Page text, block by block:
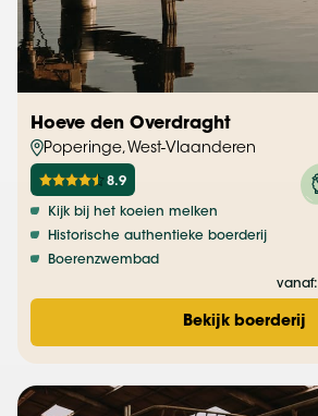
Hoeve den Overdraght
Poperinge, West-Vlaanderen
8.9
Kijk bij het koeien melken
Historische authentieke boerderij
Boerenzwembad
vanaf:
Bekijk boerderij